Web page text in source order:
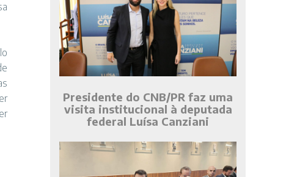
Presidente do CNB/PR faz uma
visita institucional à deputada
federal Luísa Canziani